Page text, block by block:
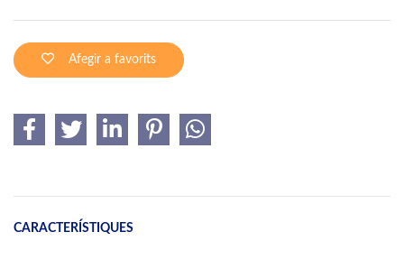
Afegir a favorits
CARACTERÍSTIQUES